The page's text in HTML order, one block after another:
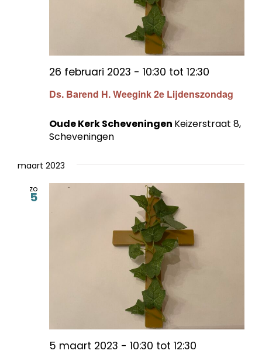
Ds. Barend H. Weegink 2e Lijdenszondag
26 februari 2023 - 10:30 tot 12:30
Oude Kerk Scheveningen Keizerstraat 8,
Scheveningen
maart 2023
zo
5
5 maart 2023 - 10:30 tot 12:30